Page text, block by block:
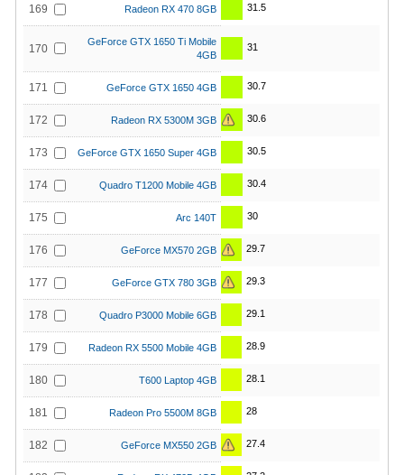
169 Radeon RX 470 8GB 31.5
170
GeForce GTX 1650 Ti Mobile
4GB
31
171 GeForce GTX 1650 4GB 30.7
172 Radeon RX 5300M 3GB 30.6
173 GeForce GTX 1650 Super 4GB 30.5
174 Quadro T1200 Mobile 4GB 30.4
175 Arc 140T 30
176 GeForce MX570 2GB 29.7
177 GeForce GTX 780 3GB 29.3
178 Quadro P3000 Mobile 6GB 29.1
179 Radeon RX 5500 Mobile 4GB 28.9
180 T600 Laptop 4GB 28.1
181 Radeon Pro 5500M 8GB 28
182 GeForce MX550 2GB 27.4